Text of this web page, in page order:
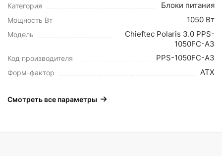
Категория Блоки питания
Мощность Вт 1050 Вт
Модель
Chieftec Polaris 3.0 PPS-
1050FC-A3
Код производителя PPS-1050FC-A3
Форм-фактор ATX
Смотреть все параметры